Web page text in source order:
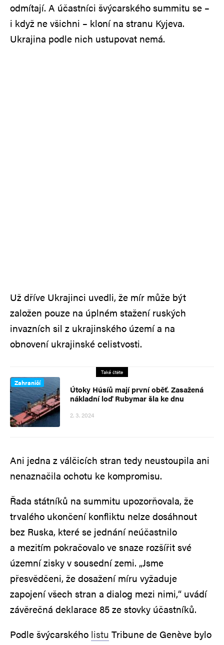
odmítají. A účastníci švýcarského summitu se –
i když ne všichni – kloní na stranu Kyjeva.
Ukrajina podle nich ustupovat nemá.
Už dříve Ukrajinci uvedli, že mír může být
založen pouze na úplném stažení ruských
invazních sil z ukrajinského území a na
obnovení ukrajinské celistvosti.
Také čtěte
Zahraničí
Útoky Húsíů mají první oběť. Zasažená
nákladní loď Rubymar šla ke dnu
2. 3. 2024
Ani jedna z válčicích stran tedy neustoupila ani
nenaznačila ochotu ke kompromisu.
Řada státníků na summitu upozorňovala, že
trvalého ukončení konfliktu nelze dosáhnout
bez Ruska, které se jednání neúčastnilo
a mezitím pokračovalo ve snaze rozšířit své
územní zisky v sousední zemi. „Jsme
přesvědčeni, že dosažení míru vyžaduje
zapojení všech stran a dialog mezi nimi,“ uvádí
závěrečná deklarace 85 ze stovky účastníků.
Podle švýcarského listu Tribune de Genève bylo